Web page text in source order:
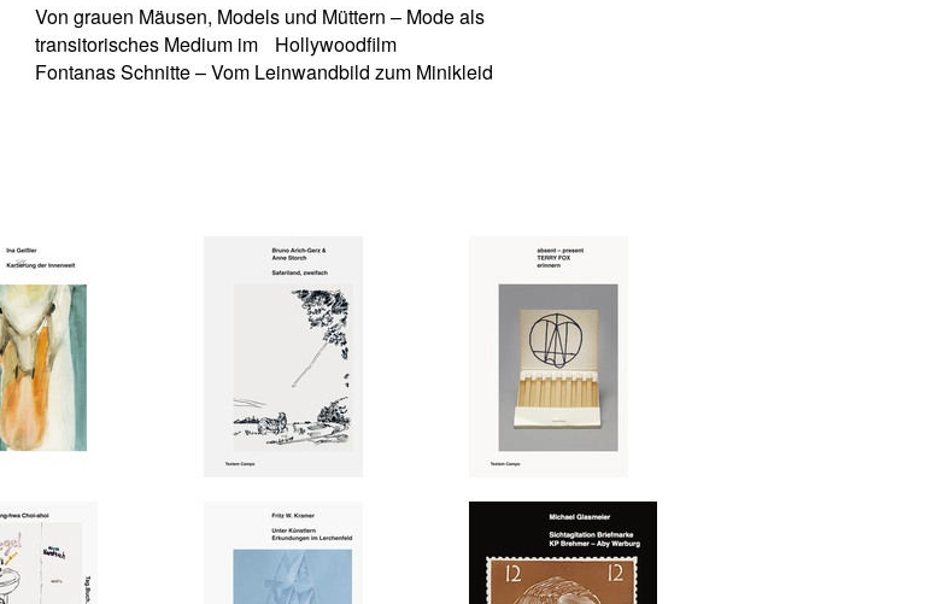
Von grauen Mäusen, Models und Müttern – Mode als
transitorisches Medium im Hollywoodfilm
Fontanas Schnitte – Vom Leinwandbild zum Minikleid